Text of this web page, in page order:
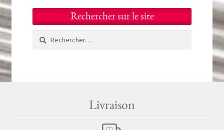
Rechercher sur le site
Rechercher :
Livraison